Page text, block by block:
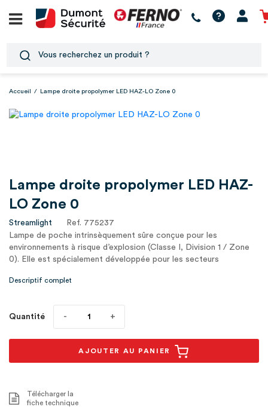
Accueil / Lampe droite propolymer LED HAZ-LO Zone 0
Lampe droite propolymer LED HAZ-
LO Zone 0
Streamlight
Ref. 775237
Lampe de poche intrinsèquement sûre conçue pour les
environnements à risque d’explosion (Classe I, Division 1 / Zone
0). Elle est spécialement développée pour les secteurs
Descriptif complet
Quantité
AJOUTER AU PANIER
Télécharger la
fiche technique